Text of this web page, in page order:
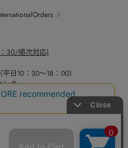
30/順次対応)
日10：30～18：00）
ター
い合せ（平日10：30～18：00）
ター